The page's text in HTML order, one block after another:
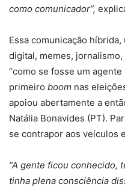
como comunicador”,
Essa comunicação
digital, memes,
“como se fosse um
primeiro boom nas
apoiou abertamente a
Natália Bonavides (PT).
se contrapor aos veículos
“A gente ficou conhecido,
tinha plena consciência